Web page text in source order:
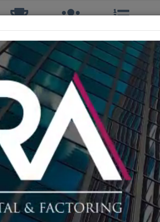
Torneos Interclubes Ranking
RODRIGO CóRDOVA MOLINA
4º, 4ºS, 4º DOBLES
35 años
TOUR TENIS QUINTA
196º
269º
Sin Info
Sin Info
Sin Info